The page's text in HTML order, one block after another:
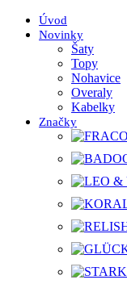
Úvod
Novinky
Šaty
Topy
Nohavice
Overaly
Kabelky
Značky